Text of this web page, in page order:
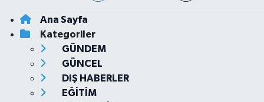
Ana Sayfa
Kategoriler
GÜNDEM
GÜNCEL
DIŞ HABERLER
EĞİTİM